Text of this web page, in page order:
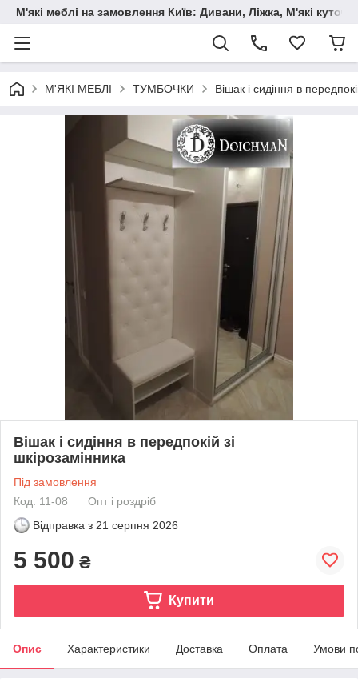
М'які меблі на замовлення Київ: Дивани, Ліжка, М'які
М'ЯКІ МЕБЛІ ТУМБОЧКИ Вішак і сидіння в
Вішак і сидіння в передпокій зі
шкірозамінника
Під замовлення
Код: 11-08
Опт і роздріб
Відправка з 21 серпня 2026
5 500 ₴
Купити
Опис Характеристики Доставка Оплата Умови